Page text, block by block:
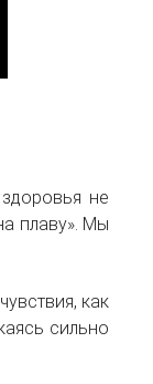
не
плаву». Мы
как
сильно